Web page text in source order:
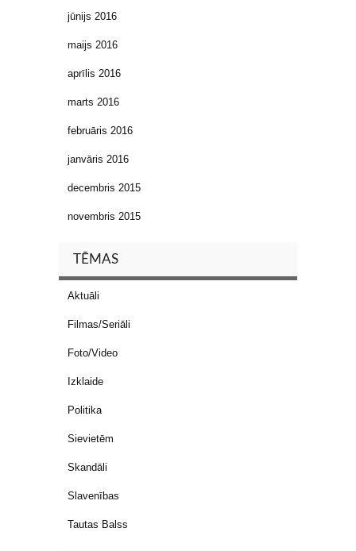
jūnijs 2016
maijs 2016
aprīlis 2016
marts 2016
februāris 2016
janvāris 2016
decembris 2015
novembris 2015
TĒMAS
Aktuāli
Filmas/Seriāli
Foto/Video
Izklaide
Politika
Sievietēm
Skandāli
Slavenības
Tautas Balss